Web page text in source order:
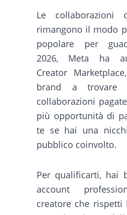
Le
rimangono il modo
popolare per
2026, Meta ha
Creator
brand a trovare
collaborazioni
più opportunità di
te se hai una
pubblico coinvolto.
Per qualificarti, hai
account
creatore che rispetti